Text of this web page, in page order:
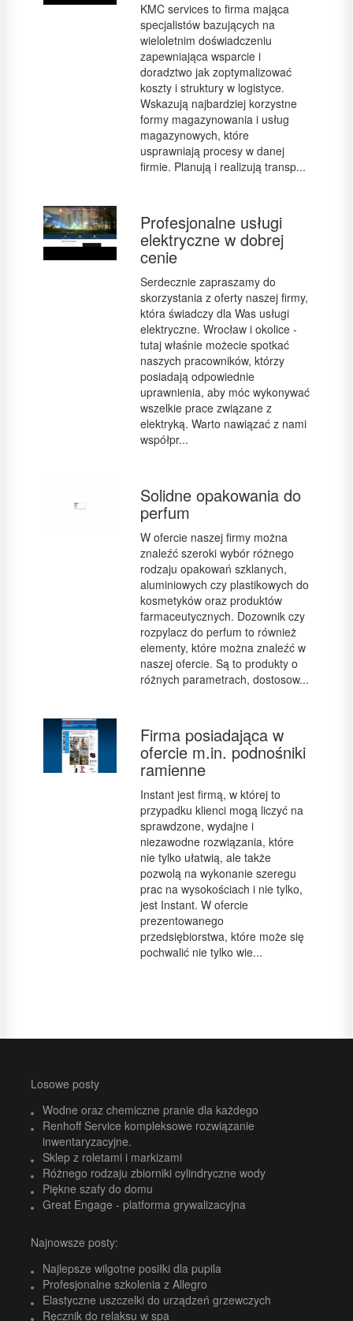
KMC services to firma mająca
specjalistów bazujących na
wieloletnim doświadczeniu
zapewniająca wsparcie i
doradztwo jak zoptymalizować
koszty i struktury w logistyce.
Wskazują najbardziej korzystne
formy magazynowania i usług
magazynowych, które
usprawniają procesy w danej
firmie. Planują i realizują transp...
Profesjonalne usługi
elektryczne w dobrej
cenie
Serdecznie zapraszamy do
skorzystania z oferty naszej firmy,
która świadczy dla Was usługi
elektryczne. Wrocław i okolice -
tutaj właśnie możecie spotkać
naszych pracowników, którzy
posiadają odpowiednie
uprawnienia, aby móc wykonywać
wszelkie prace związane z
elektryką. Warto nawiązać z nami
współpr...
Solidne opakowania do
perfum
W ofercie naszej firmy można
znaleźć szeroki wybór różnego
rodzaju opakowań szklanych,
aluminiowych czy plastikowych do
kosmetyków oraz produktów
farmaceutycznych. Dozownik czy
rozpylacz do perfum to również
elementy, które można znaleźć w
naszej ofercie. Są to produkty o
różnych parametrach, dostosow...
Firma posiadająca w
ofercie m.in. podnośniki
ramienne
Instant jest firmą, w której to
przypadku klienci mogą liczyć na
sprawdzone, wydajne i
niezawodne rozwiązania, które
nie tylko ułatwią, ale także
pozwolą na wykonanie szeregu
prac na wysokościach i nie tylko,
jest Instant. W ofercie
prezentowanego
przedsiębiorstwa, które może się
pochwalić nie tylko wie...
Losowe posty
Wodne oraz chemiczne pranie dla każdego
Renhoff Service kompleksowe rozwiązanie
inwentaryzacyjne.
Sklep z roletami i markizami
Różnego rodzaju zbiorniki cylindryczne wody
Piękne szafy do domu
Great Engage - platforma grywalizacyjna
Najnowsze posty:
Najlepsze wilgotne posiłki dla pupila
Profesjonalne szkolenia z Allegro
Elastyczne uszczelki do urządzeń grzewczych
Ręcznik do relaksu w spa